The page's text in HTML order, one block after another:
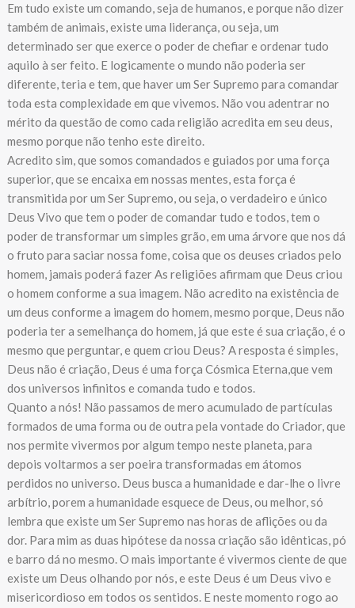
Em tudo existe um comando, seja de humanos, e porque não dizer
também de animais, existe uma liderança, ou seja, um
determinado ser que exerce o poder de chefiar e ordenar tudo
aquilo à ser feito. E logicamente o mundo não poderia ser
diferente, teria e tem, que haver um Ser Supremo para comandar
toda esta complexidade em que vivemos. Não vou adentrar no
mérito da questão de como cada religião acredita em seu deus,
mesmo porque não tenho este direito.
Acredito sim, que somos comandados e guiados por uma força
superior, que se encaixa em nossas mentes, esta força é
transmitida por um Ser Supremo, ou seja, o verdadeiro e único
Deus Vivo que tem o poder de comandar tudo e todos, tem o
poder de transformar um simples grão, em uma árvore que nos dá
o fruto para saciar nossa fome, coisa que os deuses criados pelo
homem, jamais poderá fazer As religiões afirmam que Deus criou
o homem conforme a sua imagem. Não acredito na existência de
um deus conforme a imagem do homem, mesmo porque, Deus não
poderia ter a semelhança do homem, já que este é sua criação, é o
mesmo que perguntar, e quem criou Deus? A resposta é simples,
Deus não é criação, Deus é uma força Cósmica Eterna,que vem
dos universos infinitos e comanda tudo e todos.
Quanto a nós! Não passamos de mero acumulado de partículas
formados de uma forma ou de outra pela vontade do Criador, que
nos permite vivermos por algum tempo neste planeta, para
depois voltarmos a ser poeira transformadas em átomos
perdidos no universo. Deus busca a humanidade e dar-lhe o livre
arbítrio, porem a humanidade esquece de Deus, ou melhor, só
lembra que existe um Ser Supremo nas horas de aflições ou da
dor. Para mim as duas hipótese da nossa criação são idênticas, pó
e barro dá no mesmo. O mais importante é vivermos ciente de que
existe um Deus olhando por nós, e este Deus é um Deus vivo e
misericordioso em todos os sentidos. E neste momento rogo ao